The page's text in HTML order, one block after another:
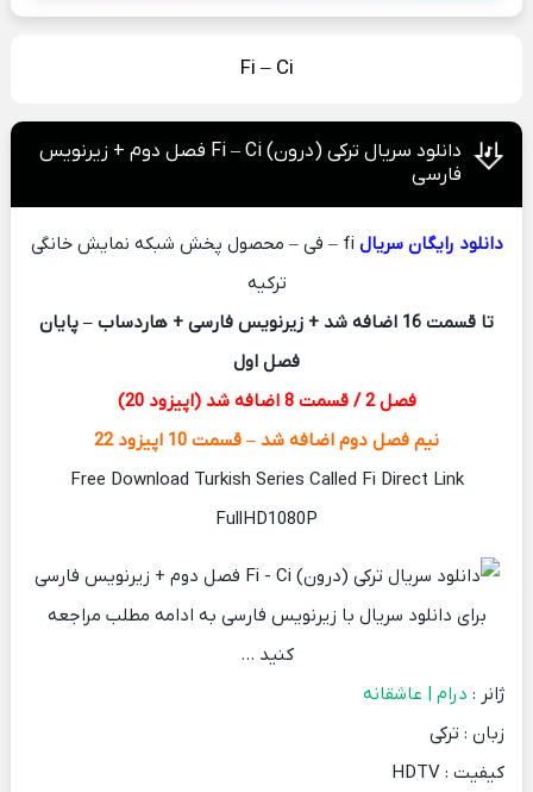
Fi – Ci
دانلود سریال ترکی (درون) Fi – Ci فصل دوم + زیرنویس
فارسی
دانلود رایگان سریال
fi – فی – محصول پخش شبکه نمایش خانگی
ترکیه
تا قسمت 16 اضافه شد + زیرنویس فارسی + هاردساب – پایان
فصل اول
فصل 2 / قسمت 8 اضافه شد (اپیزود 20)
نیم فصل دوم اضافه شد – قسمت 10 اپیزود 22
Free Download Turkish Series Called Fi Direct Link
FullHD1080P
برای دانلود سریال با زیرنویس فارسی به ادامه مطلب مراجعه
کنید …
ژانر : درام | عاشقانه
زبان : ترکی
کیفیت : HDTV